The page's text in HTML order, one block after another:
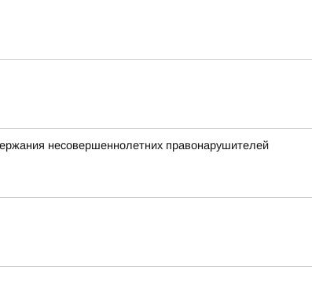
несовершеннолетних правонарушителей